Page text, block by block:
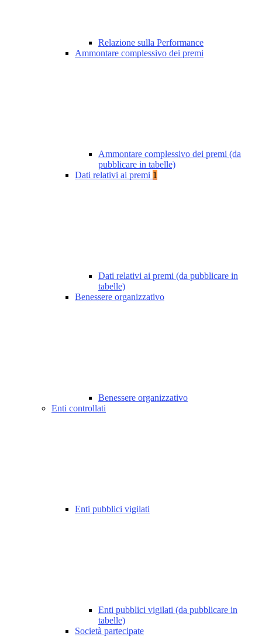
Relazione sulla Performance
Ammontare complessivo dei premi
Ammontare complessivo dei premi (da
pubblicare in tabelle)
Dati relativi ai premi 1
Dati relativi ai premi (da pubblicare in
tabelle)
Benessere organizzativo
Benessere organizzativo
Enti controllati
Enti pubblici vigilati
Enti pubblici vigilati (da pubblicare in
tabelle)
Società partecipate